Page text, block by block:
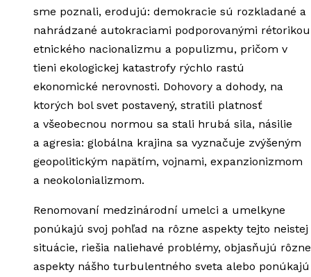
sme poznali, erodujú: demokracie sú rozkladané a
nahrádzané autokraciami podporovanými rétorikou
etnického nacionalizmu a populizmu, pričom v
tieni ekologickej katastrofy rýchlo rastú
ekonomické nerovnosti. Dohovory a dohody, na
ktorých bol svet postavený, stratili platnosť
a všeobecnou normou sa stali hrubá sila, násilie
a agresia: globálna krajina sa vyznačuje zvýšeným
geopolitickým napätím, vojnami, expanzionizmom
a neokolonializmom.
Renomovaní medzinárodní umelci a umelkyne
ponúkajú svoj pohľad na rôzne aspekty tejto neistej
situácie, riešia naliehavé problémy, objasňujú rôzne
aspekty nášho turbulentného sveta alebo ponúkajú